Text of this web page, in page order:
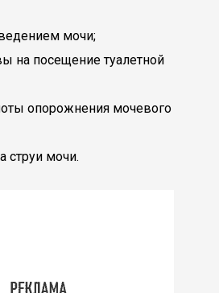
мочи;
на посещение туалетной
опорожнения мочевого
струи мочи.